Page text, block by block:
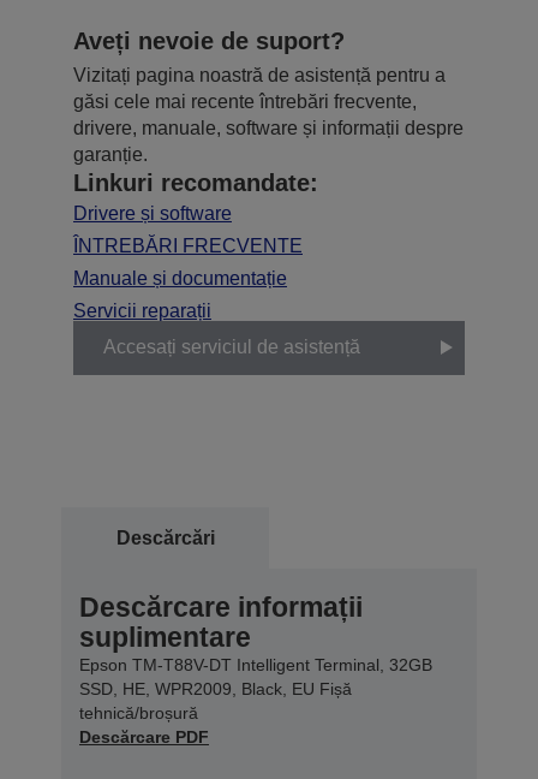
Aveți nevoie de suport?
Vizitați pagina noastră de asistență pentru a
găsi cele mai recente întrebări frecvente,
drivere, manuale, software și informații despre
garanție.
Linkuri recomandate:
Drivere și software
ÎNTREBĂRI FRECVENTE
Manuale și documentație
Servicii reparații
Accesați serviciul de asistență
Descărcări
Descărcare informații
suplimentare
Epson TM-T88V-DT Intelligent Terminal, 32GB
SSD, HE, WPR2009, Black, EU Fișă
tehnică/broșură
Descărcare PDF